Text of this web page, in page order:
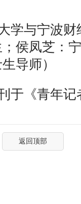
与宁波财
侯凤芝：
导师）
《青年记
返回顶部